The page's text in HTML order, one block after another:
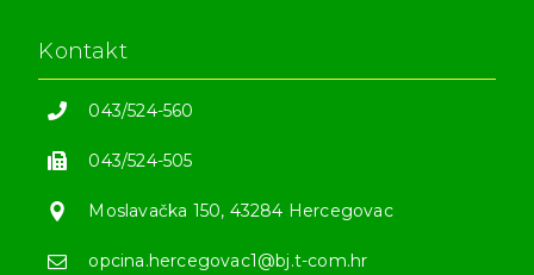
Kontakt
043/524-560
043/524-505
Moslavačka 150, 43284 Hercegovac
opcina.hercegovac1@bj.t-com.hr